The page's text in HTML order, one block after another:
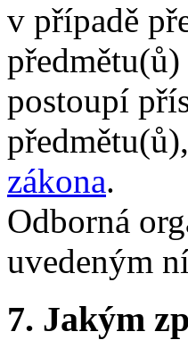
v případě
postoupí
zákona.
Odborná
uvedeným
7. Jakým